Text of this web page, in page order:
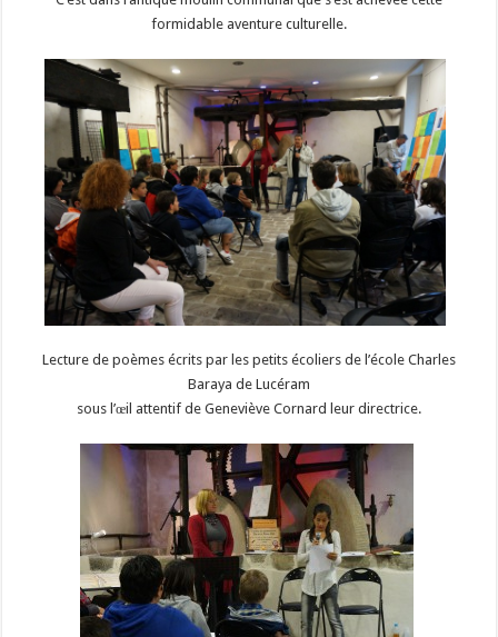
formidable aventure culturelle.
Lecture de poèmes écrits par les petits écoliers de l’école Charles
Baraya de Lucéram
sous l’œil attentif de Geneviève Cornard leur directrice.